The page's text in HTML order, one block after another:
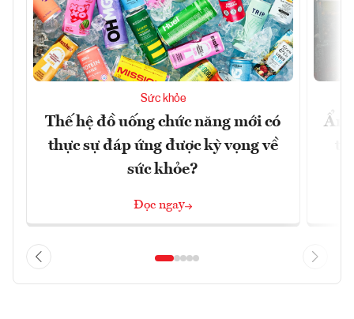
Sức khỏe
Thế hệ đồ uống chức năng mới có
thực sự đáp ứng được kỳ vọng về
sức khỏe?
Đọc ngay
Ẩm